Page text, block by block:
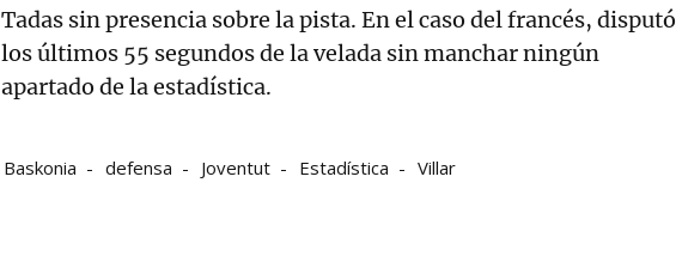
Tadas sin presencia sobre la pista. En el caso del francés, disputó
los últimos 55 segundos de la velada sin manchar ningún
apartado de la estadística.
Baskonia defensa Joventut Estadística Villar